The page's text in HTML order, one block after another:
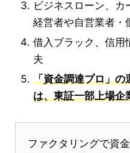
ビジネスローン、カ
経営者や自営業者・
借入ブラック、信用
夫
「資金調達プロ」の
は、東証一部上場企
ファクタリングで資